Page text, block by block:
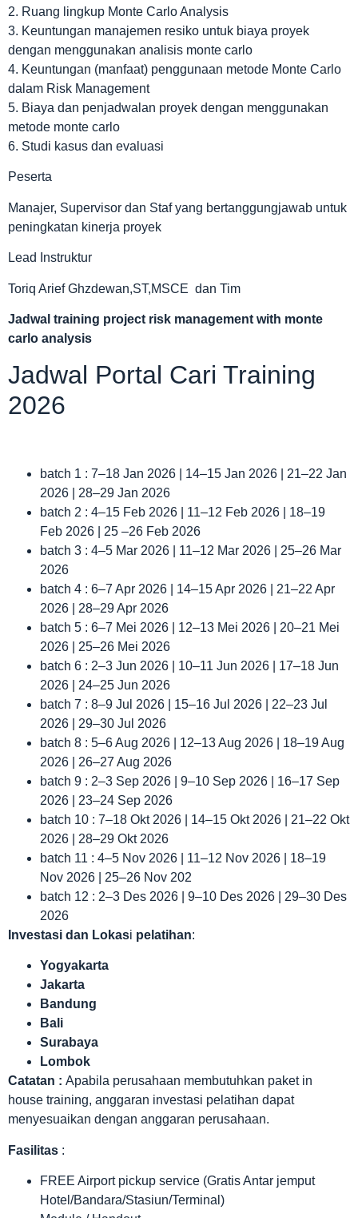
2. Ruang lingkup Monte Carlo Analysis
3. Keuntungan manajemen resiko untuk biaya proyek
dengan menggunakan analisis monte carlo
4. Keuntungan (manfaat) penggunaan metode Monte Carlo
dalam Risk Management
5. Biaya dan penjadwalan proyek dengan menggunakan
metode monte carlo
6. Studi kasus dan evaluasi
Peserta
Manajer, Supervisor dan Staf yang bertanggungjawab untuk
peningkatan kinerja proyek
Lead Instruktur
Toriq Arief Ghzdewan,ST,MSCE dan Tim
Jadwal training project risk management with monte
carlo analysis
Jadwal Portal Cari Training
2026
batch 1 : 7–18 Jan 2026 | 14–15 Jan 2026 | 21–22 Jan
2026 | 28–29 Jan 2026
batch 2 : 4–15 Feb 2026 | 11–12 Feb 2026 | 18–19
Feb 2026 | 25 –26 Feb 2026
batch 3 : 4–5 Mar 2026 | 11–12 Mar 2026 | 25–26 Mar
2026
batch 4 : 6–7 Apr 2026 | 14–15 Apr 2026 | 21–22 Apr
2026 | 28–29 Apr 2026
batch 5 : 6–7 Mei 2026 | 12–13 Mei 2026 | 20–21 Mei
2026 | 25–26 Mei 2026
batch 6 : 2–3 Jun 2026 | 10–11 Jun 2026 | 17–18 Jun
2026 | 24–25 Jun 2026
batch 7 : 8–9 Jul 2026 | 15–16 Jul 2026 | 22–23 Jul
2026 | 29–30 Jul 2026
batch 8 : 5–6 Aug 2026 | 12–13 Aug 2026 | 18–19 Aug
2026 | 26–27 Aug 2026
batch 9 : 2–3 Sep 2026 | 9–10 Sep 2026 | 16–17 Sep
2026 | 23–24 Sep 2026
batch 10 : 7–18 Okt 2026 | 14–15 Okt 2026 | 21–22 Okt
2026 | 28–29 Okt 2026
batch 11 : 4–5 Nov 2026 | 11–12 Nov 2026 | 18–19
Nov 2026 | 25–26 Nov 202
batch 12 : 2–3 Des 2026 | 9–10 Des 2026 | 29–30 Des
2026
Investasi dan Lokasi pelatihan:
Yogyakarta
Jakarta
Bandung
Bali
Surabaya
Lombok
Catatan : Apabila perusahaan membutuhkan paket in
house training, anggaran investasi pelatihan dapat
menyesuaikan dengan anggaran perusahaan.
Fasilitas :
FREE Airport pickup service (Gratis Antar jemput
Hotel/Bandara/Stasiun/Terminal)